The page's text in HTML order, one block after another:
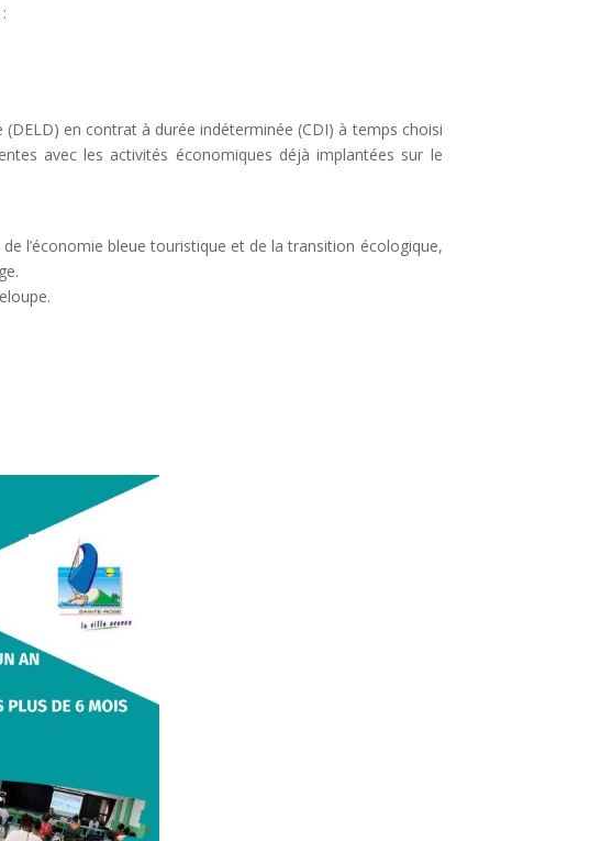
en contrat à durée indéterminée (CDI) à temps choisi
avec les activités économiques déjà implantées sur le
l’économie bleue touristique et de la transition écologique,